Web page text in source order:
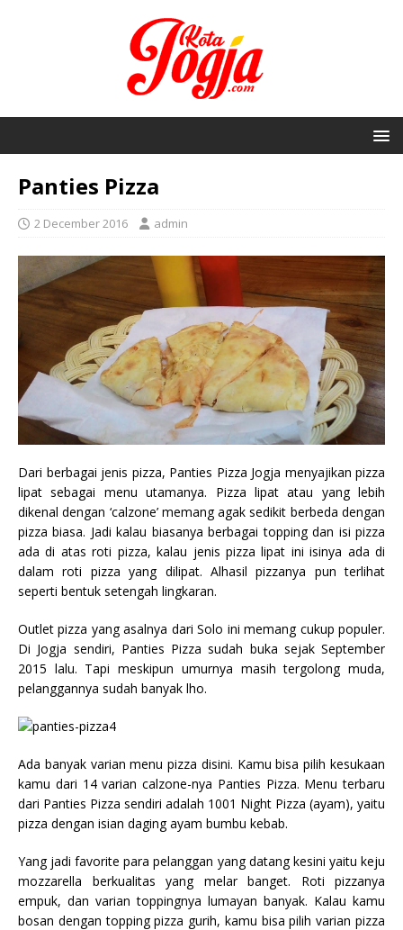
Panties Pizza
2 December 2016 admin
Dari berbagai jenis pizza, Panties Pizza Jogja menyajikan pizza
lipat sebagai menu utamanya. Pizza lipat atau yang lebih
dikenal dengan ‘calzone’ memang agak sedikit berbeda dengan
pizza biasa. Jadi kalau biasanya berbagai topping dan isi pizza
ada di atas roti pizza, kalau jenis pizza lipat ini isinya ada di
dalam roti pizza yang dilipat. Alhasil pizzanya pun terlihat
seperti bentuk setengah lingkaran.
Outlet pizza yang asalnya dari Solo ini memang cukup populer.
Di Jogja sendiri, Panties Pizza sudah buka sejak September
2015 lalu. Tapi meskipun umurnya masih tergolong muda,
pelanggannya sudah banyak lho.
Ada banyak varian menu pizza disini. Kamu bisa pilih kesukaan
kamu dari 14 varian calzone-nya Panties Pizza. Menu terbaru
dari Panties Pizza sendiri adalah 1001 Night Pizza (ayam), yaitu
pizza dengan isian daging ayam bumbu kebab.
Yang jadi favorite para pelanggan yang datang kesini yaitu keju
mozzarella berkualitas yang melar banget. Roti pizzanya
empuk, dan varian toppingnya lumayan banyak. Kalau kamu
bosan dengan topping pizza gurih, kamu bisa pilih varian pizza